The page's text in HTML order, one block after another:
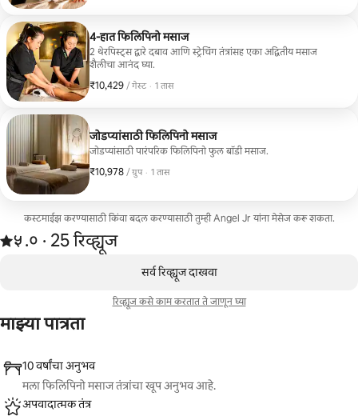
4-हात फिलिपिनो मसाज
2 थेरपिस्ट्स द्वारे दबाव आणि स्ट्रेचिंग तंत्रांसह एका अद्वितीय मसाज
शैलीचा आनंद घ्या.
₹10,429 / गेस्ट
₹10,429 प्रति गेस्ट
, · 1 तास
जोडप्यांसाठी फिलिपिनो मसाज
जोडप्यांसाठी पारंपरिक फिलिपिनो फुल बॉडी मसाज.
₹10,978 / ग्रुप
₹10,978, प्रति ग्रुप
, · 1 तास
कस्टमाईझ करण्यासाठी किंवा बदल करण्यासाठी तुम्ही Angel Jr यांना मेसेज करू शकता.
25 रिव्ह्यूजमधून 5 पैकी ५.० स्टार्स रेटिंग आहे
५.०
,
· 25 रिव्ह्यूज
सर्व रिव्ह्यूज दाखवा
रिव्ह्यूज कसे काम करतात ते जाणून घ्या
माझ्या पात्रता
10 वर्षांचा अनुभव
मला फिलिपिनो मसाज तंत्रांचा खूप अनुभव आहे.
अपवादात्मक तंत्र